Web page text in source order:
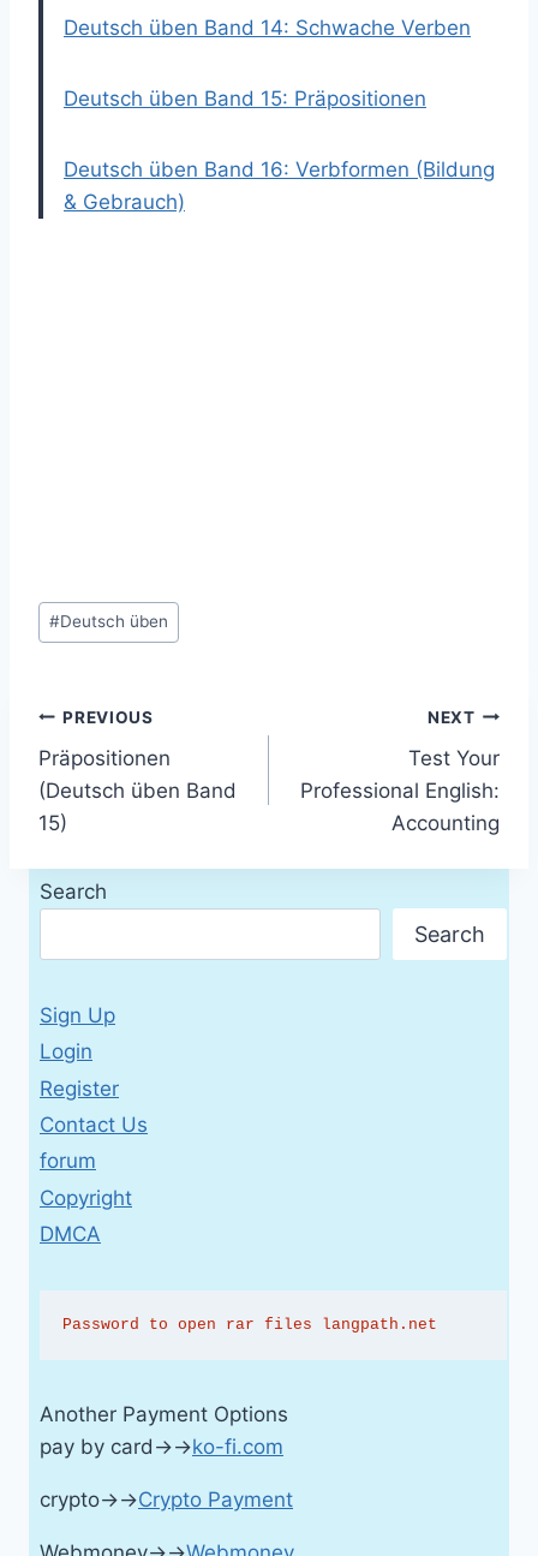
Deutsch üben Band 14: Schwache Verben
Deutsch üben Band 15: Präpositionen
Deutsch üben Band 16: Verbformen (Bildung
& Gebrauch)
Post
Tags:
#Deutsch üben
Post
navigation
PREVIOUS
Präpositionen
(Deutsch üben Band
15)
NEXT
Test Your
Professional English:
Accounting
Search
Search
Sign Up
Login
Register
Contact Us
forum
Copyright
DMCA
Password to open rar files langpath.net
Another Payment Options
pay by card→→ko-fi.com
crypto→→Crypto Payment